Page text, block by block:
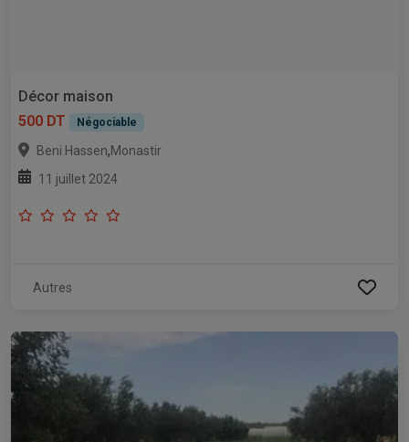
Décor maison
500 DT
Négociable
Beni Hassen,Monastir
11 juillet 2024
Autres